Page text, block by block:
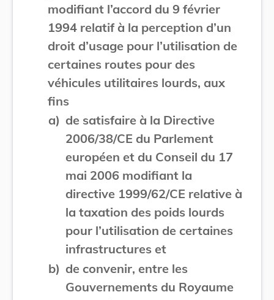
modifiant l’accord du 9 février
1994 relatif à la perception d’un
droit d’usage pour l’utilisation de
certaines routes pour des
véhicules utilitaires lourds, aux
fins
a) de satisfaire à la Directive
2006/38/CE du Parlement
européen et du Conseil du 17
mai 2006 modifiant la
directive 1999/62/CE relative à
la taxation des poids lourds
pour l’utilisation de certaines
infrastructures et
b) de convenir, entre les
Gouvernements du Royaume